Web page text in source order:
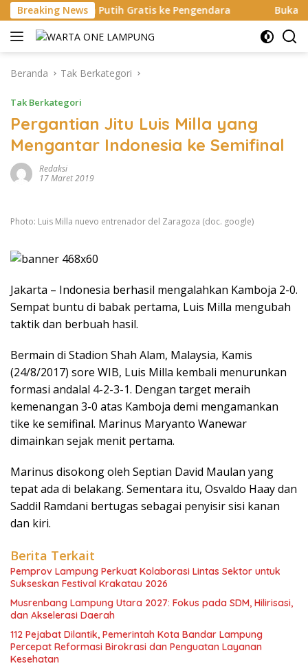
Langsung
ke
konten
Breaking News
Putih Gratis ke Pengendara Bukan di Bali, Ngaben
Beranda Tak Berkategori
Tak Berkategori
Pergantian Jitu Luis Milla yang
Mengantar Indonesia ke Semifinal
Redaksi
17 Maret 2019
Photo: Luis Milla nuevo entrenador del Zaragoza (doc. google)
Jakarta – Indonesia berhasil mengalahkan Kamboja 2-0.
Sempat buntu di babak pertama, Luis Milla mengubah
taktik dan berbuah hasil.
Bermain di Stadion Shah Alam, Malaysia, Kamis
(24/8/2017) sore WIB, Luis Milla kembali menurunkan
formasi andalal 4-2-3-1. Dengan target meraih
kemenangan 3-0 atas Kamboja demi mengamankan
tike ke semifinal. Marinus Maryanto Wanewar
dimainkan sejak menit pertama.
Marinus disokong oleh Septian David Maulan yang
tepat ada di belakang. Sementara itu, Osvaldo Haay dan
Saddil Ramdani bertugas sebagai penyisir sisi kanan
dan kiri.
Berita Terkait
Pemprov Lampung Perkuat Kolaborasi Lintas Sektor untuk
Sukseskan Festival Krakatau 2026
Musrenbang Lampung Utara 2027: Fokus pada SDM, Hilirisasi,
dan Akselerasi Daerah
112 Pejabat Dilantik, Pemerintah Kota Bandar Lampung
Percepat Reformasi Birokrasi dan Penguatan Layanan
Kesehatan